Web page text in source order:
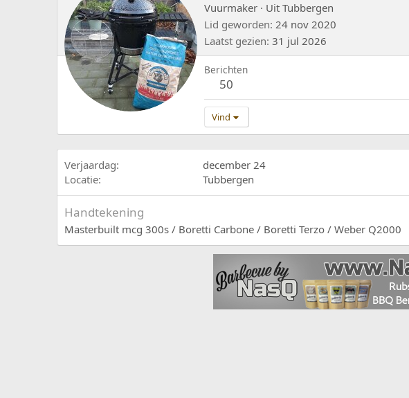
Vuurmaker · Uit Tubbergen
Lid geworden 24 nov 2020
Laatst gezien 31 jul 2026
Berichten
50
Vind
Verjaardag
december 24
Locatie
Tubbergen
Handtekening
Masterbuilt mcg 300s / Boretti Carbone / Boretti Terzo / Weber Q2000